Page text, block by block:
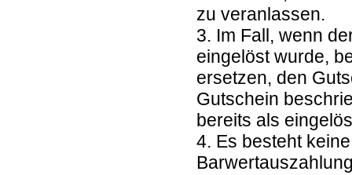
zu veranlassen.
3. Im Fall, wenn
eingelöst wurde,
ersetzen, den
Gutschein
bereits als
4. Es besteht